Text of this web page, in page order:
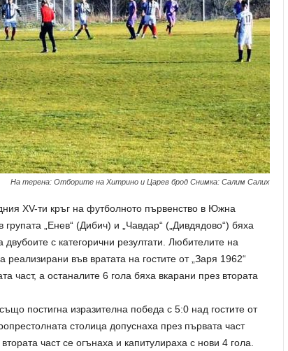
На терена: Отборите на Хитрино и Царев брод Снимка: Салим Салих
ХV-ти кръг на футболното първенство в Южна
„Енев“ (Дибич) и „Чавдар“ („Дивдядово“) бяха
с категорични резултати. Любителите на
във вратата на гостите от „Заря 1962“
част, а останалите 6 гола бяха вкарани през втората
постигна изразителна победа с 5:0 над гостите от
столица допуснаха през първата част
част се огънаха и капитулираха с нови 4 гола.